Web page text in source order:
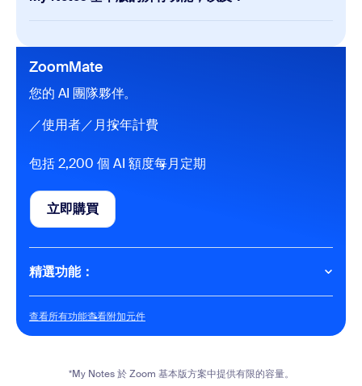
無限制的
自動化工作流程嵌入會議中，使用 Zoom 資料來源執
行
AI 功能
在所有主持的 Zoom Meetings 中所提出的會議問題
無限量 AI 查詢**
寫作模式**
個人工作流程**
轉錄實體會議內容（每月使用 3 次）**
zoommate.com
ZoomMate
您的 AI 團隊夥伴。
／使用者／月按年計費
包括 2,200 個 AI 額度每月定期
立即購買
立即購買
精選功能：
AI 工作介面
提高生產力的 AI 額度
成等工作
查看所有功能查看所有功能
查看附加元件
*My Notes 於 Zoom 基本版方案中提供有限的容量。